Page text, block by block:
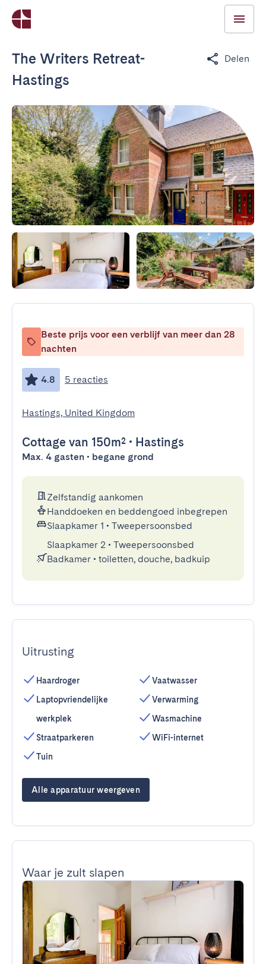
The Writers Retreat-
Hastings
Delen
Beste prijs voor een verblijf van meer dan 28
nachten
4.8 5 reacties
Hastings, United Kingdom
Cottage van 150m² • Hastings
Max. 4 gasten • begane grond
Zelfstandig aankomen
Handdoeken en beddengoed inbegrepen
Slaapkamer 1 • Tweepersoonsbed
Slaapkamer 2 • Tweepersoonsbed
Badkamer • toiletten, douche, badkuip
Uitrusting
Haardroger
Laptopvriendelijke
werkplek
Straatparkeren
Tuin
Vaatwasser
Verwarming
Wasmachine
WiFi-internet
Alle apparatuur weergeven
Waar je zult slapen